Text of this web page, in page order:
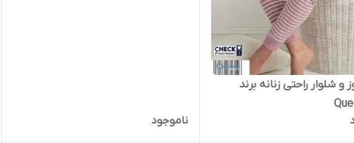
شلوار راحتی زنانه برند
ناموجود